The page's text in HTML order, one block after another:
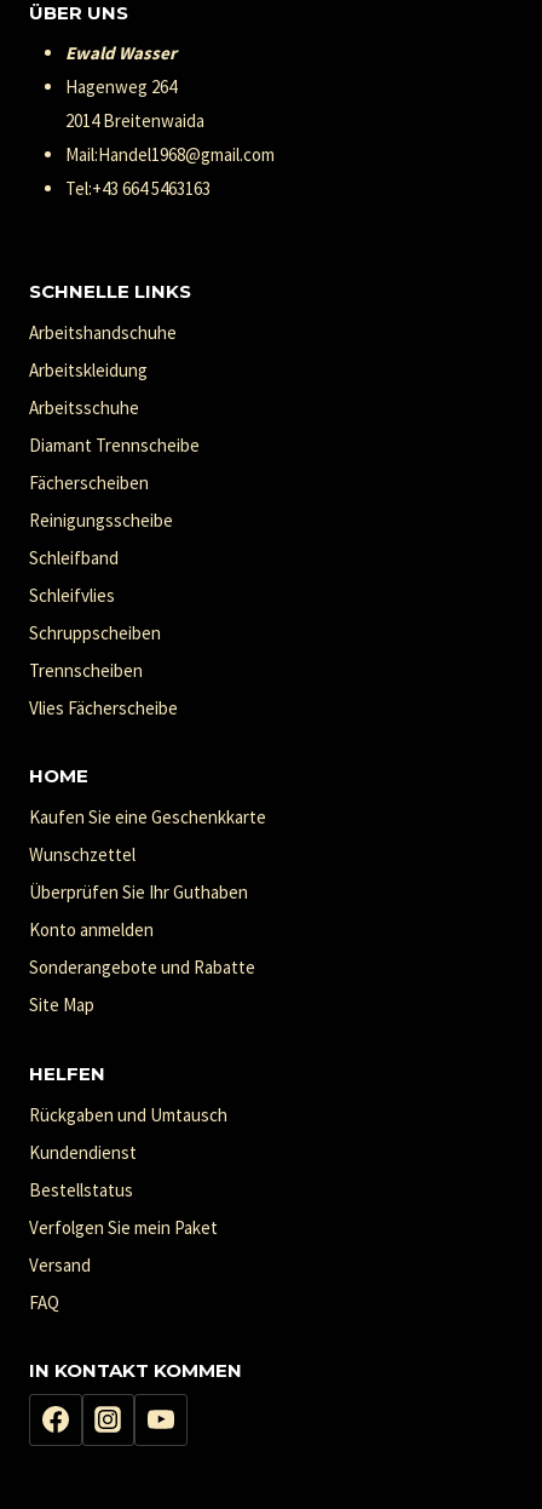
ÜBER UNS
Ewald Wasser
Hagenweg 264
2014 Breitenwaida
Mail:Handel1968@gmail.com
Tel:+43 664 5463163
SCHNELLE LINKS
Arbeitshandschuhe
Arbeitskleidung
Arbeitsschuhe
Diamant Trennscheibe
Fächerscheiben
Reinigungsscheibe
Schleifband
Schleifvlies
Schruppscheiben
Trennscheiben
Vlies Fächerscheibe
HOME
Kaufen Sie eine Geschenkkarte
Wunschzettel
Überprüfen Sie Ihr Guthaben
Konto anmelden
Sonderangebote und Rabatte
Site Map
HELFEN
Rückgaben und Umtausch
Kundendienst
Bestellstatus
Verfolgen Sie mein Paket
Versand
FAQ
IN KONTAKT KOMMEN